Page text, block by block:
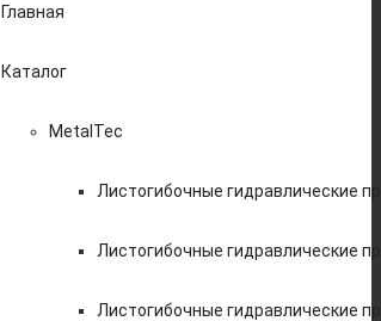
Главная
Каталог
MetalTec
Листогибочные гидравлические
Листогибочные гидравлические
Листогибочные гидравлические